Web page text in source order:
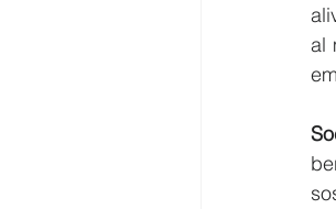
al